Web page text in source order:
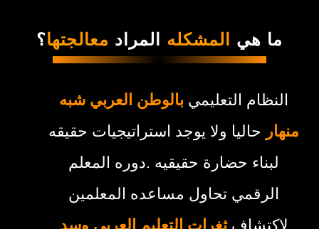
ما هي المشكله المراد معالجتها؟
النظام التعليمي بالوطن العربي شبه
منهار حاليا ولا يوجد استراتيجيات حقيقه
لبناء حضارة حقيقيه .دوره المعلم
الرقمي تحاول مساعده المعلمين
لاكتشافثغرات التعليم العربي وسد